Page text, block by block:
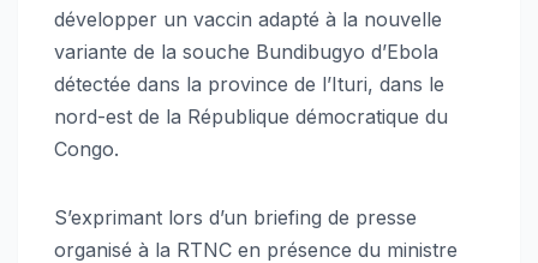
développer un vaccin adapté à la nouvelle
variante de la souche Bundibugyo d’Ebola
détectée dans la province de l’Ituri, dans le
nord-est de la République démocratique du
Congo.
S’exprimant lors d’un briefing de presse
organisé à la RTNC en présence du ministre